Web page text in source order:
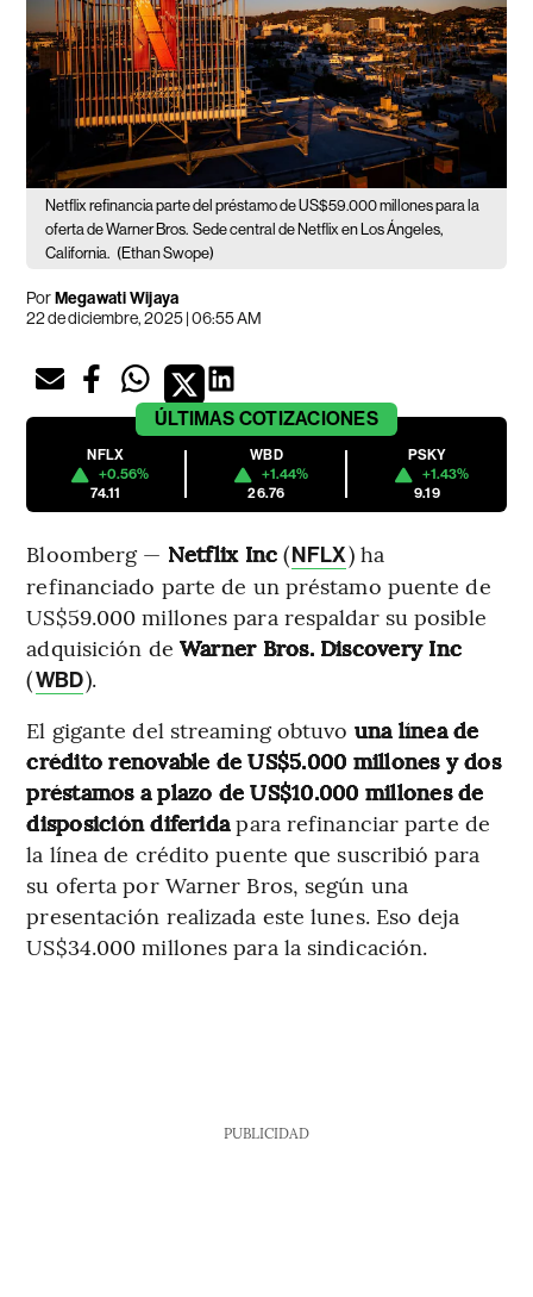
Netflix refinancia parte del préstamo de US$59.000 millones para la
oferta de Warner Bros. Sede central de Netflix en Los Ángeles,
California. (Ethan Swope)
PorMegawati Wijaya
22 de diciembre, 2025 | 06:55 AM
ÚLTIMAS COTIZACIONES
NFLX
+0.56%
74.11
WBD
+1.44%
26.76
PSKY
+1.43%
9.19
Bloomberg — Netflix Inc (NFLX) ha
refinanciado parte de un préstamo puente de
US$59.000 millones para respaldar su posible
adquisición de Warner Bros. Discovery Inc
(WBD).
El gigante del streaming obtuvo una línea de
crédito renovable de US$5.000 millones y dos
préstamos a plazo de US$10.000 millones de
disposición diferidapara refinanciar parte de
la línea de crédito puente que suscribió para
su oferta por Warner Bros, según una
presentación realizada este lunes. Eso deja
US$34.000 millones para la sindicación.
PUBLICIDAD